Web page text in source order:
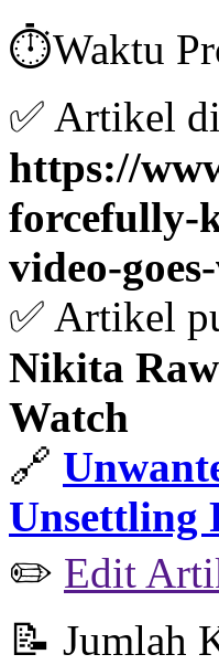
⏱️Waktu
✅ Artikel
https://
forcefully-
video-
✅ Artikel
Nikita
Watch
🔗
Unsettling
✏️ Edit
📝 Jumlah